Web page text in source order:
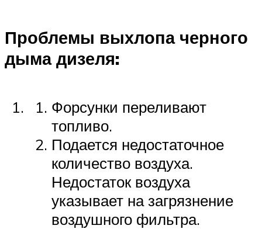
Проблемы выхлопа черного
дыма дизеля:
Форсунки переливают
топливо.
Подается недостаточное
количество воздуха.
Недостаток воздуха
указывает на загрязнение
воздушного фильтра.